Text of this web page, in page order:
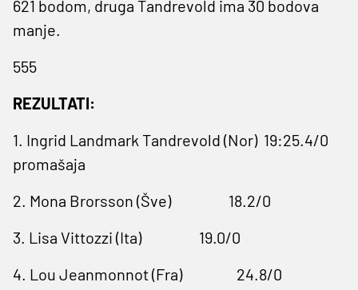
621 bodom, druga Tandrevold ima 30 bodova
manje.
555
REZULTATI:
1. Ingrid Landmark Tandrevold (Nor) 19:25.4/0
promašaja
2. Mona Brorsson (Šve) 18.2/0
3. Lisa Vittozzi (Ita) 19.0/0
4. Lou Jeanmonnot (Fra) 24.8/0